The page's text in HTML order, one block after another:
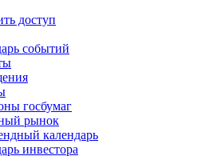
доступ
событий
госбумаг
рынок
календарь
инвестора